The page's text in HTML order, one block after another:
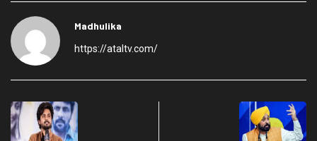
Madhulika
https://ataltv.com/